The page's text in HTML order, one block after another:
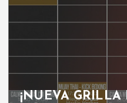
¡NUEVA